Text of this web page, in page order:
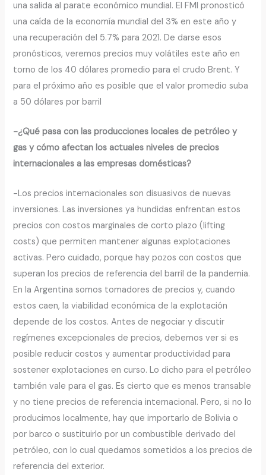
una salida al parate económico mundial. El FMI pronosticó
una caída de la economía mundial del 3% en este año y
una recuperación del 5.7% para 2021. De darse esos
pronósticos, veremos precios muy volátiles este año en
torno de los 40 dólares promedio para el crudo Brent. Y
para el próximo año es posible que el valor promedio suba
a 50 dólares por barril
-¿Qué pasa con las producciones locales de petróleo y
gas y cómo afectan los actuales niveles de precios
internacionales a las empresas domésticas?
-Los precios internacionales son disuasivos de nuevas
inversiones. Las inversiones ya hundidas enfrentan estos
precios con costos marginales de corto plazo (lifting
costs) que permiten mantener algunas explotaciones
activas. Pero cuidado, porque hay pozos con costos que
superan los precios de referencia del barril de la pandemia.
En la Argentina somos tomadores de precios y, cuando
estos caen, la viabilidad económica de la explotación
depende de los costos. Antes de negociar y discutir
regímenes excepcionales de precios, debemos ver si es
posible reducir costos y aumentar productividad para
sostener explotaciones en curso. Lo dicho para el petróleo
también vale para el gas. Es cierto que es menos transable
y no tiene precios de referencia internacional. Pero, si no lo
producimos localmente, hay que importarlo de Bolivia o
por barco o sustituirlo por un combustible derivado del
petróleo, con lo cual quedamos sometidos a los precios de
referencia del exterior.